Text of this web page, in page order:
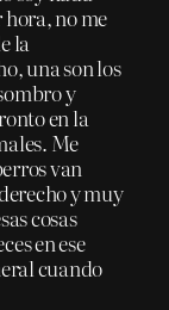
no me
la
una son los
y
en la
Me
van
y muy
cosas
en ese
cuando